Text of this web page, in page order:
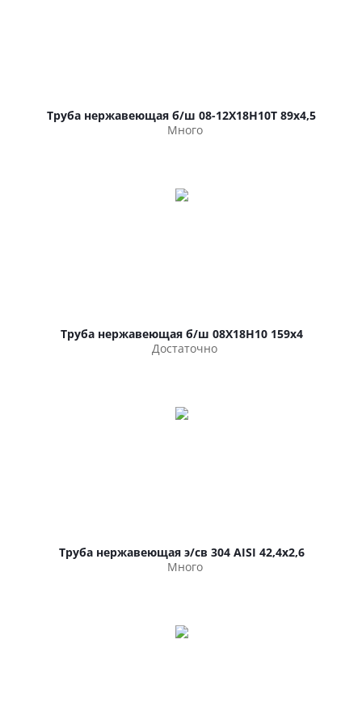
Труба нержавеющая б/ш 08-12Х18Н10Т 89х4,5
Много
Труба нержавеющая б/ш 08Х18Н10 159х4
Достаточно
Труба нержавеющая э/св 304 AISI 42,4х2,6
Много